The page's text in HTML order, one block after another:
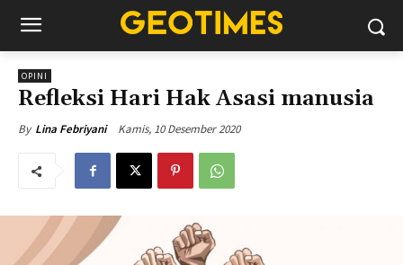
OPINI
Refleksi Hari Hak Asasi manusia
By Lina Febriyani Kamis, 10 Desember 2020